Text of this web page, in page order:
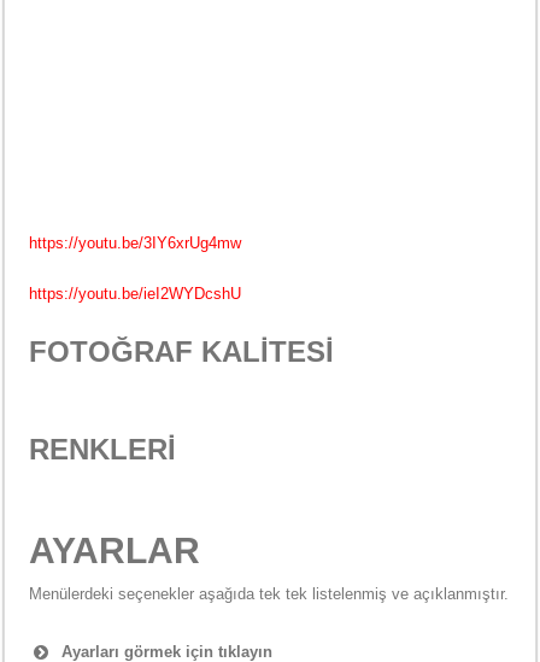
https://youtu.be/3IY6xrUg4mw
https://youtu.be/ieI2WYDcshU
FOTOĞRAF KALİTESİ
RENKLERİ
AYARLAR
Menülerdeki seçenekler aşağıda tek tek listelenmiş ve açıklanmıştır.
Ayarları görmek için tıklayın